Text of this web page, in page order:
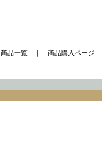
商品一覧｜ 商品購入ページ